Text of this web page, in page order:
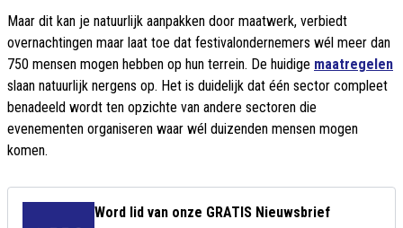
Maar dit kan je natuurlijk aanpakken door maatwerk, verbiedt
overnachtingen maar laat toe dat festivalondernemers wél meer dan
750 mensen mogen hebben op hun terrein. De huidige maatregelen
slaan natuurlijk nergens op. Het is duidelijk dat één sector compleet
benadeeld wordt ten opzichte van andere sectoren die
evenementen organiseren waar wél duizenden mensen mogen
komen.
Word lid van onze GRATIS Nieuwsbrief